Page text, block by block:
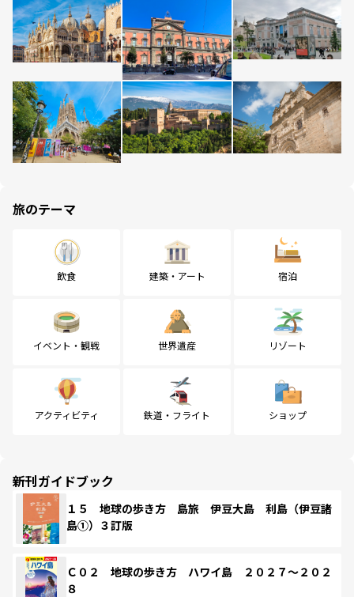
旅のテーマ
飲食 建築・アート 宿泊
イベント・観戦 世界遺産 リゾート
アクティビティ 鉄道・フライト ショップ
新刊ガイドブック
１５ 地球の歩き方 島旅 伊豆大島 利島（伊豆諸
島①）３訂版
Ｃ０２ 地球の歩き方 ハワイ島 ２０２７～２０２
８